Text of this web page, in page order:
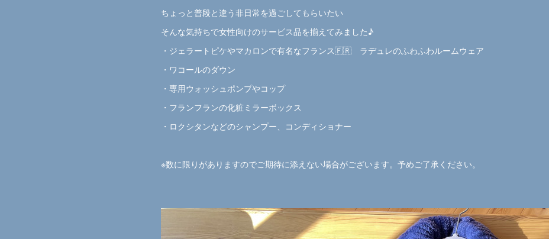
ちょっと普段と違う非日常を過ごしてもらいたい
そんな気持ちで女性向けのサービス品を揃えてみました♪
・ジェラートピケやマカロンで有名なフランス🇫🇷 ラデュレのふわふわルームウェア
・ワコールのダウン
・専用ウォッシュポンプやコップ
・フランフランの化粧ミラーボックス
・ロクシタンなどのシャンプー、コンディショナー
※数に限りがありますのでご期待に添えない場合がございます。予めご了承ください。